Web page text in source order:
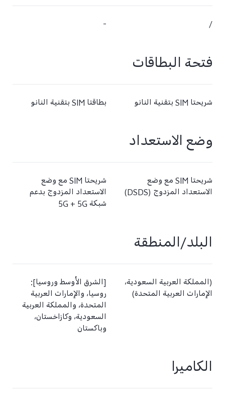
/
-
فتحة البطاقات
شريحتا SIM بتقنية النانو بطاقتا SIM بتقنية النانو
وضع الاستعداد
شريحتا SIM مع وضع
الاستعداد المزدوج (DSDS)
شريحتا SIM مع وضع
الاستعداد المزدوج بدعم
شبكة 5G + 5G
البلد/المنطقة
(المملكة العربية السعودية،
الإمارات العربية المتحدة)
[الشرق الأوسط وروسيا]:
روسيا، والإمارات العربية
المتحدة، والمملكة العربية
السعودية، وكازاخستان،
وباكستان
الكاميرا